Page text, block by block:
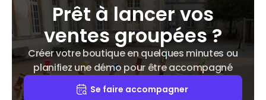
Prêt à lancer vos
ventes groupées ?
Créer votre boutique en quelques minutes ou
planifiez une démo pour être accompagné
Se faire accompagner